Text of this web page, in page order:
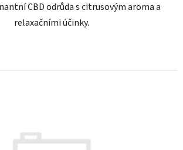
CBD odrůda s citrusovým aroma a
relaxačními účinky.